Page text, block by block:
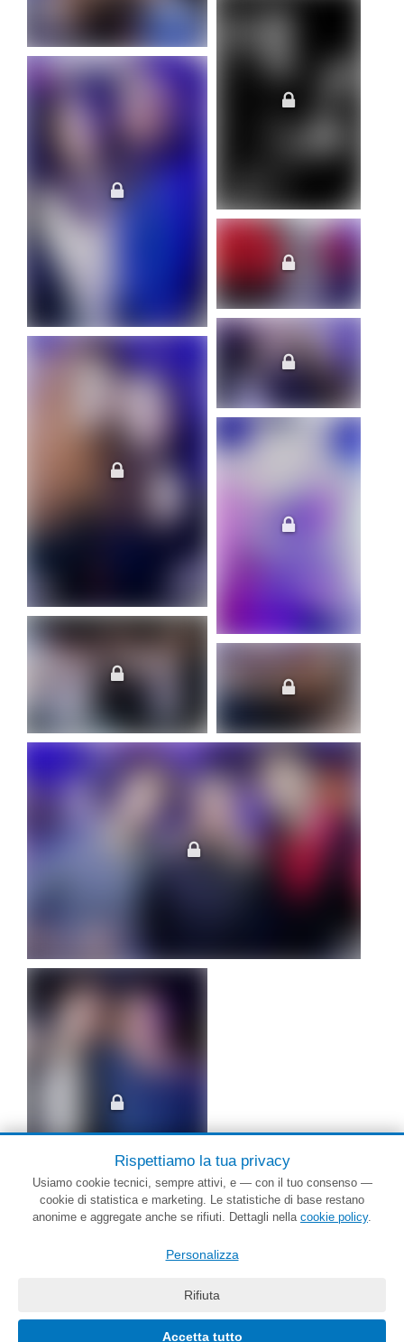
PartyGuide.it è un progettoWeb Solution- Grafica bySalonna Web Designer
Rispettiamo la tua privacy
Usiamo cookie tecnici, sempre attivi, e — con il tuo consenso —
cookie di statistica e marketing. Le statistiche di base restano
anonime e aggregate anche se rifiuti. Dettagli nella cookie policy.
Personalizza
Rifiuta
Accetta tutto